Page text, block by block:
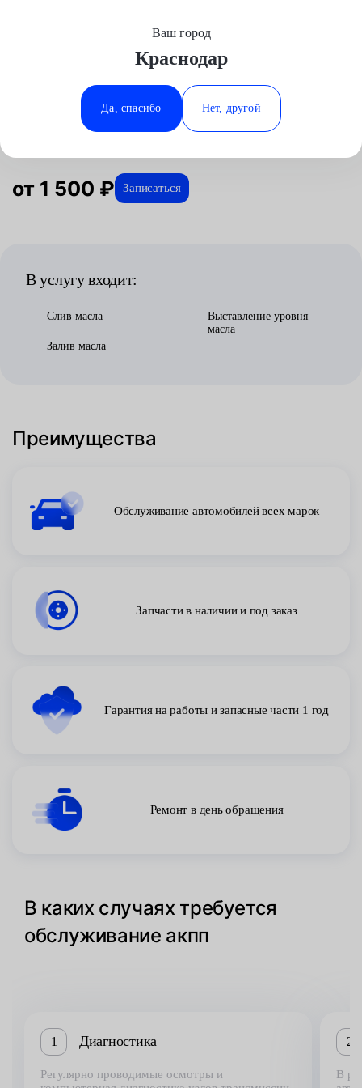
Минеральные Воды
Ростов-на-Дону
Ставрополь
Ваш город
Краснодар
Да, спасибо Нет, другой
ОтзывыАвтосервис
Трансмиссия
Обслуживание акпп в Краснодаре
от 1 500 ₽ Записаться
В услугу входит:
Слив масла
Залив масла
Выставление уровня
масла
Преимущества
Обслуживание автомобилей всех марок
Запчасти в наличии и под заказ
Гарантия на работы и запасные части 1 год
Ремонт в день обращения
В каких случаях требуется
обслуживание акпп
1 Диагностика
Регулярно проводимые осмотры и
2
В